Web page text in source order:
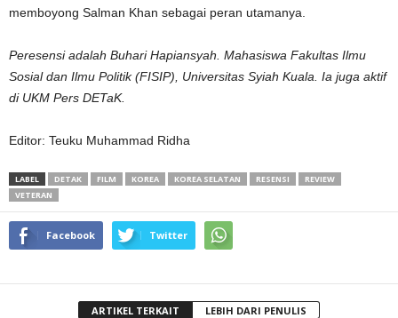
memboyong Salman Khan sebagai peran utamanya.
Peresensi adalah Buhari Hapiansyah. Mahasiswa Fakultas Ilmu
Sosial dan Ilmu Politik (FISIP), Universitas Syiah Kuala. Ia juga aktif
di UKM Pers DETaK.
Editor: Teuku Muhammad Ridha
LABEL DETAK FILM KOREA KOREA SELATAN RESENSI
REVIEW
VETERAN
Facebook Twitter
ARTIKEL TERKAIT LEBIH DARI PENULIS